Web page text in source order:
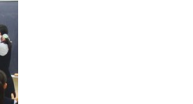
卒業生及び卒業生保護者の方へ